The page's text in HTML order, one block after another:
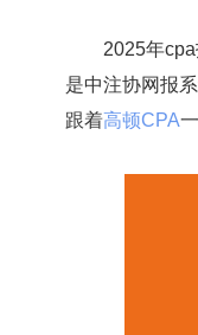
2025年cpa报
是中注协网报
跟着高顿CPA